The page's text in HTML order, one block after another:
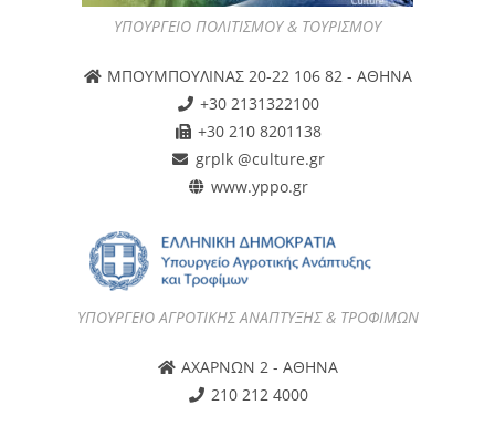
ΥΠΟΥΡΓΕΙΟ ΠΟΛΙΤΙΣΜΟΥ & ΤΟΥΡΙΣΜΟΥ
ΜΠΟΥΜΠΟΥΛΙΝΑΣ 20-22 106 82 - ΑΘΗΝΑ
+30 2131322100
+30 210 8201138
grplk @culture.gr
www.yppo.gr
ΥΠΟΥΡΓΕΙΟ ΑΓΡΟΤΙΚΗΣ ΑΝΑΠΤΥΞΗΣ & ΤΡΟΦΙΜΩΝ
ΑΧΑΡΝΩΝ 2 - ΑΘΗΝΑ
210 212 4000